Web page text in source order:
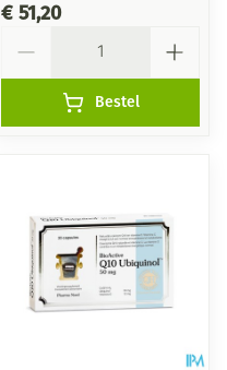
€ 51,20
Bestel